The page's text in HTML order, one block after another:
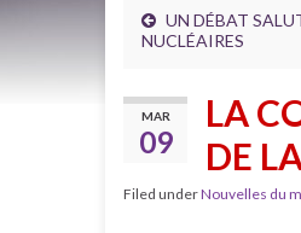
UN DÉBAT
NUCLÉAIRES
MAR
09
LA
DE
Filed underNouvelles du